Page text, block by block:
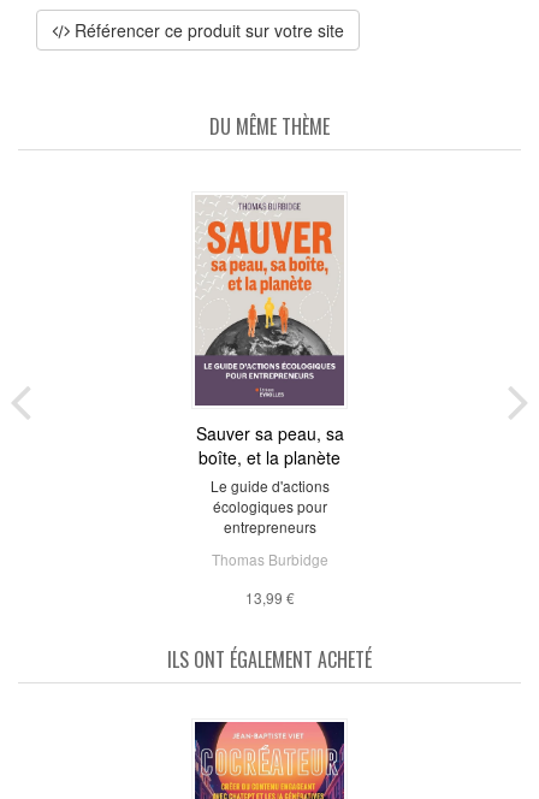
Référencer ce produit sur votre site
DU MÊME THÈME
Sauver sa peau, sa
boîte, et la planète
Le guide d'actions
écologiques pour
entrepreneurs
Thomas Burbidge
13,99 €
ILS ONT ÉGALEMENT ACHETÉ